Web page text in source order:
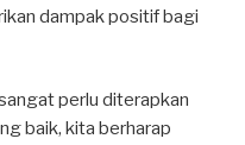
dampak positif bagi
perlu diterapkan
baik, kita berharap